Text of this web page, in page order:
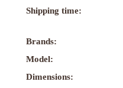
Shipping time:
Brands:
Model:
Dimensions: